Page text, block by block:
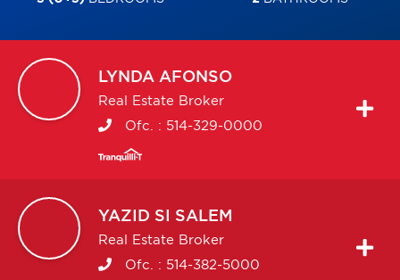
LYNDA AFONSO
Real Estate Broker
Ofc. : 514-329-0000
YAZID SI SALEM
Real Estate Broker
Ofc. : 514-382-5000